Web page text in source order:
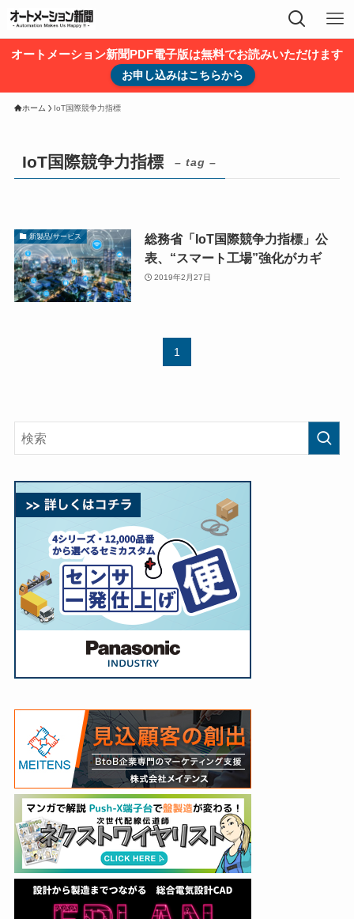
オートメーション新聞PDF電子版は無料でお読みいただけます
お申し込みはこちらから
ホーム IoT国際競争力指標
IoT国際競争力指標 – tag –
新製品/サービス
総務省「IoT国際競争力指標」公
表、“スマート工場”強化がカギ
2019年2月27日
1